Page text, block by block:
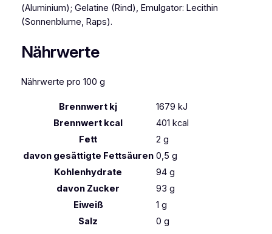
(Aluminium); Gelatine (Rind), Emulgator: Lecithin
(Sonnenblume, Raps).
Nährwerte
Nährwerte pro 100 g
Brennwert kj 1679 kJ
Brennwert kcal
401 kcal
Fett
2 g
davon gesättigte Fettsäuren 0,5 g
Kohlenhydrate
94 g
davon Zucker 93 g
Eiweiß
1 g
Salz
0 g